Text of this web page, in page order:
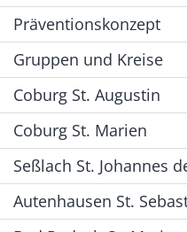
Präventionskonzept
Gruppen und Kreise
Coburg St. Augustin
Coburg St. Marien
Seßlach St. Johannes
Autenhausen St.